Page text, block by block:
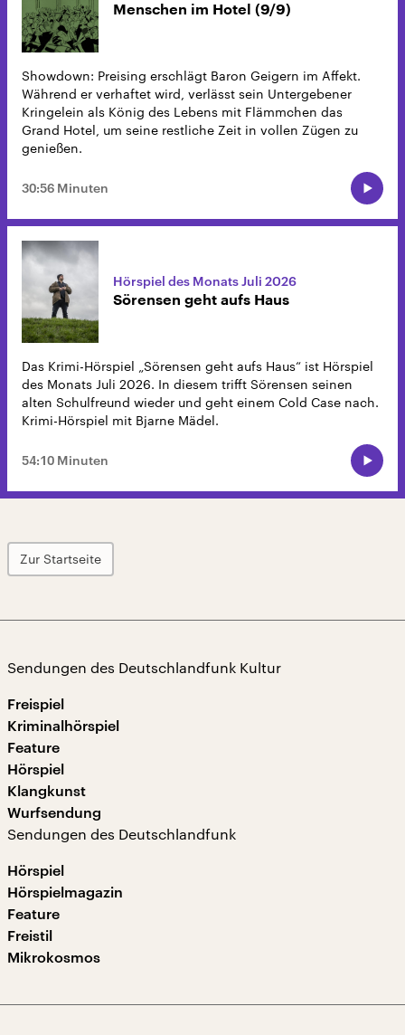
Menschen im Hotel (9/9)
Showdown: Preising erschlägt Baron Geigern im Affekt.
Während er verhaftet wird, verlässt sein Untergebener
Kringelein als König des Lebens mit Flämmchen das
Grand Hotel, um seine restliche Zeit in vollen Zügen zu
genießen.
30:56 Minuten
Hörspiel des Monats Juli 2026
Sörensen geht aufs Haus
Das Krimi-Hörspiel „Sörensen geht aufs Haus“ ist Hörspiel
des Monats Juli 2026. In diesem trifft Sörensen seinen
alten Schulfreund wieder und geht einem Cold Case nach.
Krimi-Hörspiel mit Bjarne Mädel.
54:10 Minuten
Zur Startseite
Sendungen des Deutschlandfunk Kultur
Freispiel
Kriminalhörspiel
Feature
Hörspiel
Klangkunst
Wurfsendung
Sendungen des Deutschlandfunk
Hörspiel
Hörspielmagazin
Feature
Freistil
Mikrokosmos